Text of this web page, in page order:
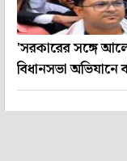
'সরকারের সঙ্গে
বিধানসভা অভিযানে